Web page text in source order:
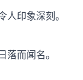
人印象深刻。
落而闻名。